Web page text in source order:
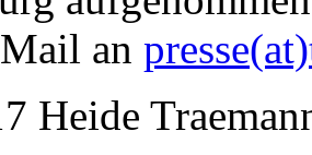
an
Heide